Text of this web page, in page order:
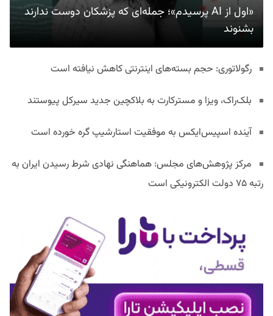
«اول از AI پرسیدم»؛ جمله‌ای که پزشکان دوست ندارند
بشنوند
رگولاتوری: حجم بسته‌های اینترنتی کاهش نیافته است
بلک‌راک، ویزا و مسترکارت به بلاکچین جدید سیرکل پیوستند
آینده اسپیس‌ایکس به موفقیت استارشیپ گره خورده است
مرکز پژوهش‌های مجلس: هماهنگی نهادی شرط رسیدن ایران به
رتبه ۷۵ دولت الکترونیکی است